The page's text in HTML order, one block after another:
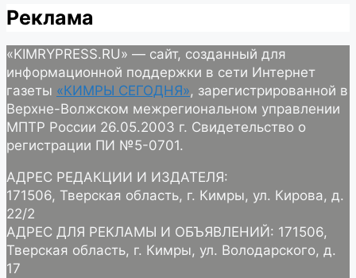
Реклама
«KIMRYPRESS.RU» — сайт, созданный для
информационной поддержки в сети Интернет
газеты «КИМРЫ СЕГОДНЯ», зарегистрированной в
Верхне-Волжском межрегиональном управлении
МПТР России 26.05.2003 г. Свидетельство о
регистрации ПИ №5-0701.
АДРЕС РЕДАКЦИИ И ИЗДАТЕЛЯ:
171506, Тверская область, г. Кимры, ул. Кирова, д.
22/2
АДРЕС ДЛЯ РЕКЛАМЫ И ОБЪЯВЛЕНИЙ: 171506,
Тверская область, г. Кимры, ул. Володарского, д.
17